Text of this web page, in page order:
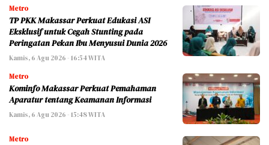
Metro
TP PKK Makassar Perkuat Edukasi ASI
Eksklusif untuk Cegah Stunting pada
Peringatan Pekan Ibu Menyusui Dunia 2026
Kamis, 6 Agu 2026 - 16:54 WITA
Metro
Kominfo Makassar Perkuat Pemahaman
Aparatur tentang Keamanan Informasi
Kamis, 6 Agu 2026 - 15:48 WITA
Metro